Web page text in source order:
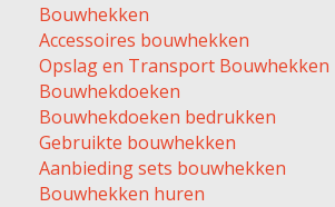
Bouwhekken
Accessoires bouwhekken
Opslag en Transport Bouwhekken
Bouwhekdoeken
Bouwhekdoeken bedrukken
Gebruikte bouwhekken
Aanbieding sets bouwhekken
Bouwhekken huren